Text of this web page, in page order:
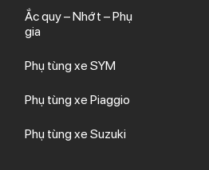
Ắc quy – Nhớt – Phụ
gia
Phụ tùng xe SYM
Phụ tùng xe Piaggio
Phụ tùng xe Suzuki